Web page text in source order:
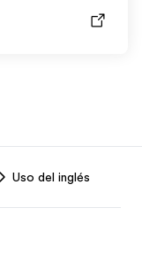
Uso del inglés